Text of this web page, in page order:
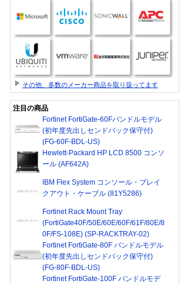
その他、多数のメーカー商品を取り扱ってます
注目の商品
Fortinet FortiGate-60Fバンドルモデル
(初年度先出しセンドバック保守付)
(FG-60F-BDL-US)
Hewlett-Packard HP LCD 8500 コンソ
ール (AF642A)
IBM Flex System コンソール・ブレイ
クアウト・ケーブル (81Y5286)
Fortinet Rack Mount Tray
(FortiGate40F/50E/60E/60F/61F/80E/8
0F/FS-108E) (SP-RACKTRAY-02)
Fortinet FortiGate-80F バンドルモデル
(初年度先出しセンドバック保守付)
(FG-80F-BDL-US)
Fortinet FortiGate-100F バンドルモデ